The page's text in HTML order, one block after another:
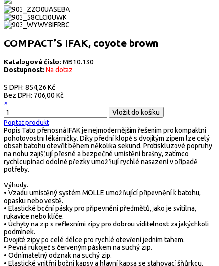
COMPACT’S IFAK, coyote brown
Katalogové číslo: MB10.130
Dostupnost: Na dotaz
S DPH: 854,26 Kč
Bez DPH: 706,00 Kč
×
Poptat produkt
Popis Tato přenosná IFAK je nejmodernějším řešením pro kompaktní
pohotovostní lékárničky. Díky přední klopě s dvojitým zipem lze celý
obsah batohu otevřít během několika sekund. Protiskluzové popruhy
na nohu zajišťují přesné a bezpečné umístění brašny, zatímco
rychloupínací odolné přezky umožňují rychlé nasazení v případě
potřeby.
Výhody:
• Vzadu umístěný systém MOLLE umožňující připevnění k batohu,
opasku nebo vestě.
• Elastické boční pásky pro připevnění předmětů, jako je svítilna,
rukavice nebo klíče.
• Úchyty na zip s reflexními zipy pro dobrou viditelnost za jakýchkoli
podmínek.
Dvojité zipy po celé délce pro rychlé otevření jedním tahem.
• Pevná rukojeť s červeným páskem na suchý zip.
• Odnímatelný odznak na suchý zip.
• Elastické vnitřní boční kapsy a hlavní kapsa se stahovací šňůrkou.